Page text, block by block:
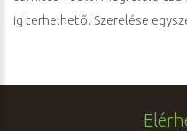
ig terhelhető. Szerelése